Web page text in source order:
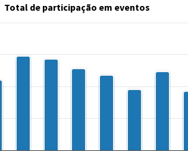
Total de participação em eventos